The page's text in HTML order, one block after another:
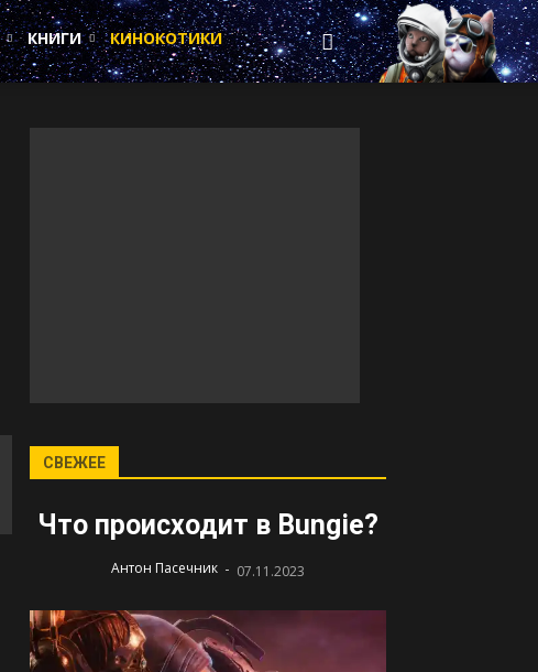
КНИГИ КИНОКОТИКИ
СВЕЖЕЕ
Что происходит в Bungie?
Антон Пасечник - 07.11.2023